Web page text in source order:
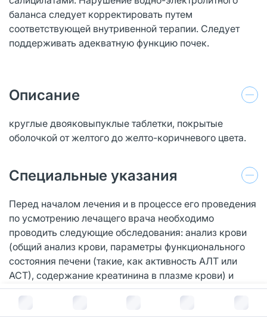
В корзину за руб.
баланса следует корректировать путем
соответствующей внутривенной терапии. Следует
поддерживать адекватную функцию почек.
Описание
круглые двояковыпуклые таблетки, покрытые
оболочкой от желтого до желто-коричневого цвета.
Специальные указания
Перед началом лечения и в процессе его проведения
по усмотрению лечащего врача необходимо
проводить следующие обследования: анализ крови
(общий анализ крови, параметры функционального
состояния печени (такие, как активность АЛТ или
АСТ), содержание креатинина в плазме крови) и
контролировать анализы мочи (с помощью